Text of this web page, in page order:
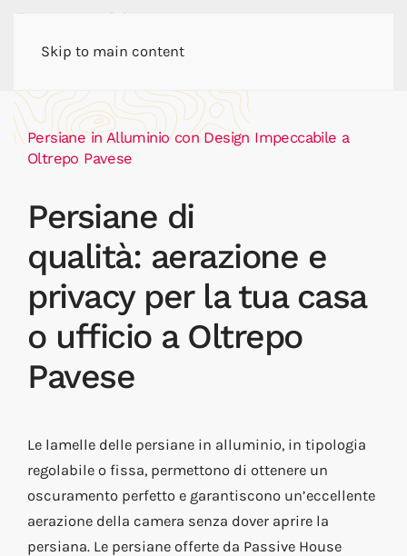
Skip to main content
Persiane in Alluminio con Design Impeccabile a
Oltrepo Pavese
Persiane di
qualità: aerazione e
privacy per la tua casa
o ufficio a Oltrepo
Pavese
Le lamelle delle persiane in alluminio, in tipologia
regolabile o fissa, permettono di ottenere un
oscuramento perfetto e garantiscono un’eccellente
aerazione della camera senza dover aprire la
persiana. Le persiane offerte da Passive House